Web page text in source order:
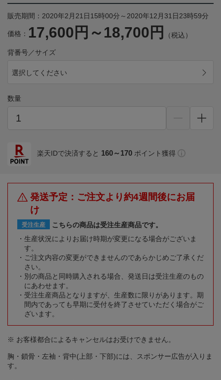
販売期間：2020年2月21日15時00分～2020年12月31日23時59分
価格： 17,600円～18,700円 （税込）
背番号／サイズ
選択してください
数量
楽天IDで決済すると 160～170 ポイント獲得
発送予定：ご注文より約4週間後にお届
け
受注生産
こちらの商品は受注生産商品です。
生産状況によりお届け時期が変更になる場合がございま
す。
ご注文内容の変更ができませんのであらかじめご了承くだ
さい。
別の商品と同時購入される場合、発送日は受注生産のもの
にあわせます。
受注生産商品となりますが、生産数に限りがあります。期
間内であっても早期に受付を終了させていただく場合がご
ざいます。
※ お客様都合によるキャンセルはお受けできません。
胸・鎖骨・左袖・背中(上部・下部)には、スポンサー広告が入りま
す。